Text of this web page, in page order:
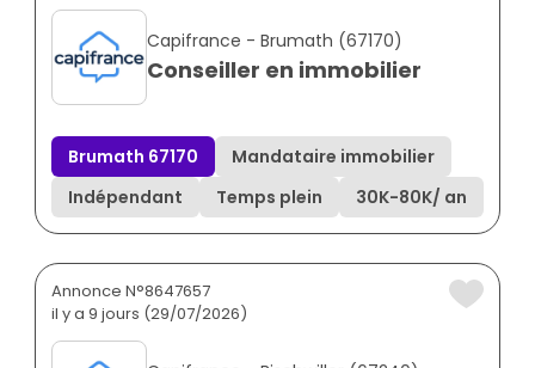
Capifrance - Brumath (67170)
Conseiller en immobilier
Brumath 67170
Mandataire immobilier
Indépendant
Temps plein 30K-80K/ an
Annonce N°8647657
il y a 9 jours (29/07/2026)